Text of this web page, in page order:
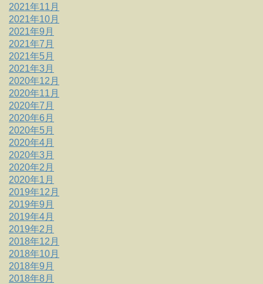
2021年11月
2021年10月
2021年9月
2021年7月
2021年5月
2021年3月
2020年12月
2020年11月
2020年7月
2020年6月
2020年5月
2020年4月
2020年3月
2020年2月
2020年1月
2019年12月
2019年9月
2019年4月
2019年2月
2018年12月
2018年10月
2018年9月
2018年8月